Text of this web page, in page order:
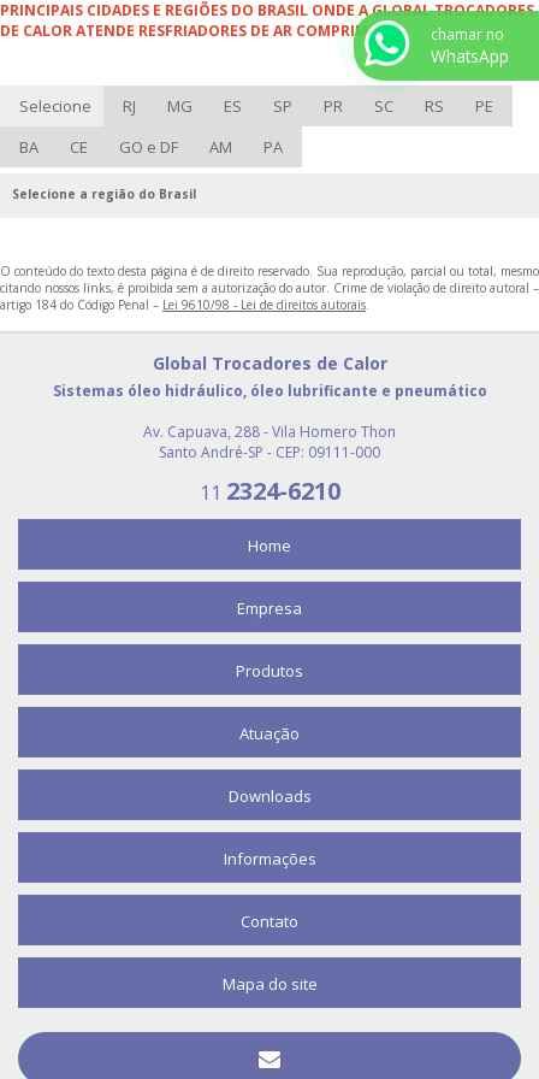
VASO DE PRESSÃO AÇO CARBONO
TROCADOR DE CALOR CASCO E TUBO
MANUTENÇÃO DE TROCADORES DE CALOR CASCO TUBO
RESFRIADOR DE AR COMPRIMIDO COMPRAR
TROCADOR DE CALOR
FABRICANTES DE TROCADORES DE CALOR
EMPRESA DE VASOS DE PRESSÃO
RESERVATÓRIO AR COMPRIMIDO PREÇO
TROCADOR DE CALOR COMPRAR
PRINCIPAIS CIDADES E REGIÕES DO BRASIL ONDE A GLOBAL TROCADORES
DE CALOR ATENDE RESFRIADORES DE AR COMPRIMIDO:
Selecione RJ MG ES SP PR SC RS
PE
BA
CE GO e DF AM PA
Selecione a região do Brasil
O conteúdo do texto desta página é de direito reservado. Sua reprodução, parcial ou total, mesmo
citando nossos links, é proibida sem a autorização do autor. Crime de violação de direito autoral –
artigo 184 do Código Penal – Lei 9610/98 - Lei de direitos autorais.
Global Trocadores de Calor
Sistemas óleo hidráulico, óleo lubrificante e pneumático
Av. Capuava, 288 - Vila Homero Thon
Santo André-SP - CEP: 09111-000
11 2324-6210
Home
Empresa
Produtos
Atuação
Downloads
Informações
Contato
Mapa do site
chamar no
WhatsApp